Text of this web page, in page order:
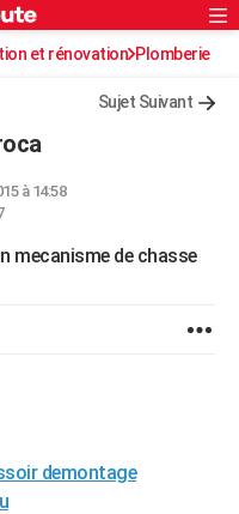
Rechercher
et rénovation Plomberie
Sujet Suivant
à 14:58
mecanisme de chasse
demontage